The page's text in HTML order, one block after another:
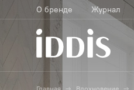
О бренде Журнал